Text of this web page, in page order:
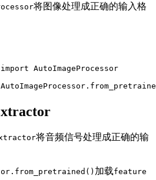
将图像处理成正确的输入格
import AutoImageProcessor
将音频信号处理成正确的输
加载feature